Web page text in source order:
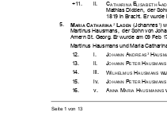
    

       
    
     
    
      

     
